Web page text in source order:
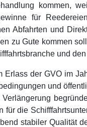
kommen,
für
Abfahrten und
zu Gute kommen
und
Erlass der GVO im
und
Verlängerung
für die
stabiler Qualität